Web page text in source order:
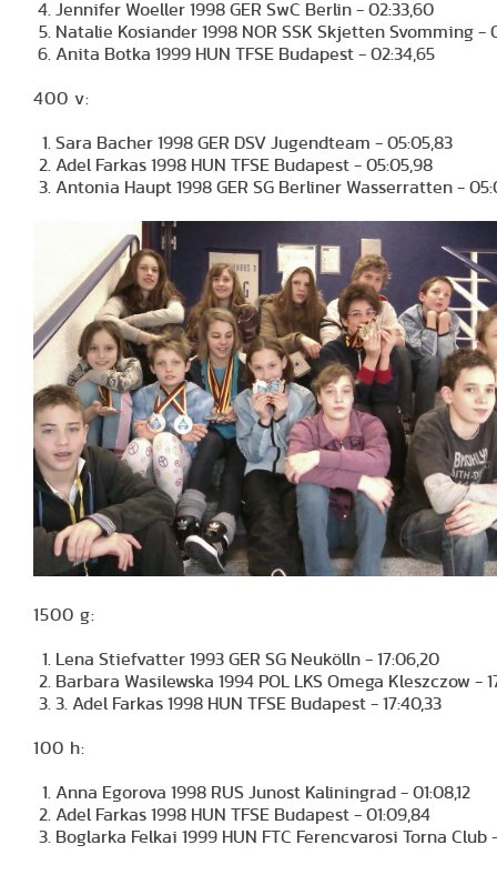
Jennifer Woeller 1998 GER SwC Berlin - 02:33,60
Natalie Kosiander 1998 NOR SSK Skjetten Svomming -
Anita Botka 1999 HUN TFSE Budapest - 02:34,65
400 v:
Sara Bacher 1998 GER DSV Jugendteam - 05:05,83
Adel Farkas 1998 HUN TFSE Budapest - 05:05,98
Antonia Haupt 1998 GER SG Berliner Wasserratten -
1500 g:
Lena Stiefvatter 1993 GER SG Neukölln - 17:06,20
Barbara Wasilewska 1994 POL LKS Omega
3. Adel Farkas 1998 HUN TFSE Budapest - 17:40,33
100 h:
Anna Egorova 1998 RUS Junost Kaliningrad - 01:08,12
Adel Farkas 1998 HUN TFSE Budapest - 01:09,84
Boglarka Felkai 1999 HUN FTC Ferencvarosi Torna Club -